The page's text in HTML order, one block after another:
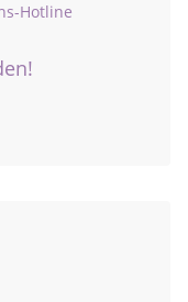
Hotline